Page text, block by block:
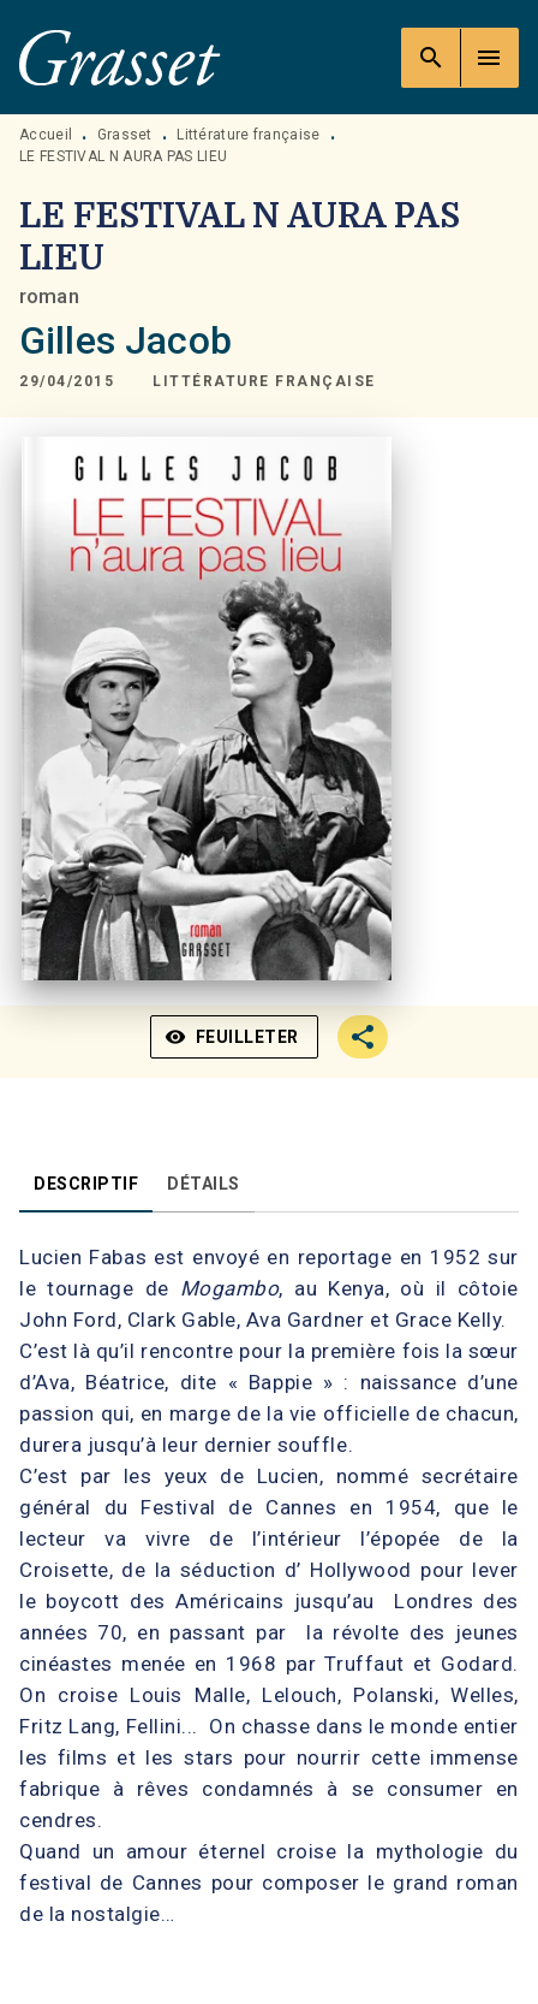
MENU RECHERCHE
PIED DE PAGE
search menu
Accueil • Grasset • Littérature française
•
LE FESTIVAL N AURA PAS LIEU
LE FESTIVAL N AURA PAS
LIEU
roman
Gilles Jacob
29/04/2015 LITTÉRATURE FRANÇAISE
visibility FEUILLETER
DESCRIPTIF DÉTAILS
Lucien Fabas est envoyé en reportage en 1952 sur
le tournage de Mogambo, au Kenya, où il côtoie
John Ford, Clark Gable, Ava Gardner et Grace Kelly.
C’est là qu’il rencontre pour la première fois la sœur
d’Ava, Béatrice, dite « Bappie » : naissance d’une
passion qui, en marge de la vie officielle de chacun,
durera jusqu’à leur dernier souffle.
C’est par les yeux de Lucien, nommé secrétaire
général du Festival de Cannes en 1954, que le
lecteur va vivre de l’intérieur l’épopée de la
Croisette, de la séduction d’ Hollywood pour lever
le boycott des Américains jusqu’au Londres des
années 70, en passant par la révolte des jeunes
cinéastes menée en 1968 par Truffaut et Godard.
On croise Louis Malle, Lelouch, Polanski, Welles,
Fritz Lang, Fellini... On chasse dans le monde entier
les films et les stars pour nourrir cette immense
fabrique à rêves condamnés à se consumer en
cendres.
Quand un amour éternel croise la mythologie du
festival de Cannes pour composer le grand roman
de la nostalgie…